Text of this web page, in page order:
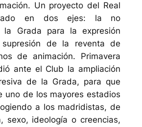
Un proyecto del Real
en dos ejes: la no
la Grada para la expresión
de la reventa de
de animación. Primavera
ante el Club la ampliación
de la Grada, para que
uno de los mayores estadios
a los madridistas, de
sexo, ideología o creencias,